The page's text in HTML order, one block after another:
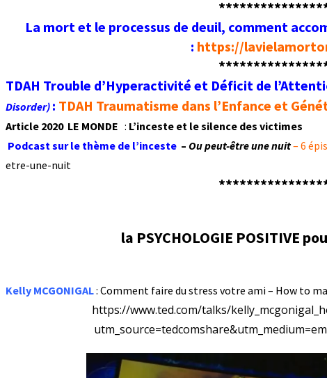
La mort et le processus de deuil, comment
: https://
TDAH Trouble d’Hyperactivité et Déficit de
Disorder) : TDAH Traumatisme dans l’Enfance et
Article 2020 LE MONDE : L’inceste et le silence des victimes
Podcast sur le thème de l’inceste – Ou peut-être une nuit– 6
etre-une-nuit
la PSYCHOLOGIE POSITIVE
Kelly MCGONIGAL: Comment faire du stress votre ami – How to
https://www.ted.com/talks/